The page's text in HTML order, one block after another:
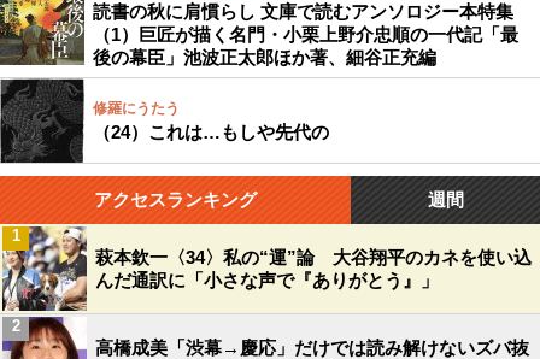
読書の秋に肩慣らし 文庫で読むアンソロジー本特集
（1）巨匠が描く名門・小栗上野介忠順の一代記「最
後の幕臣」池波正太郎ほか著、細谷正充編
修羅にうたう
（24）これは…もしや先代の
アクセスランキング 週間
萩本欽一〈34〉私の“運”論 大谷翔平のカネを使い込
んだ通訳に「小さな声で『ありがとう』」
1
高橋成美「渋幕→慶応」だけでは読み解けないズバ抜
2